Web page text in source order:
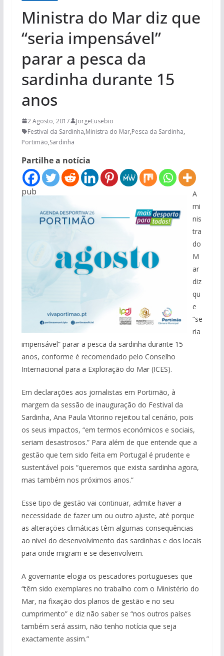
Ministra do Mar diz que
“seria impensável”
parar a pesca da
sardinha durante 15
anos
2 Agosto, 2017
JorgeEusebio
Festival da Sardinha,Ministra do Mar,Pesca da Sardinha,
Portimão,Sardinha
Partilhe a notícia
pub
A
mi
nis
tra
do
M
ar
diz
qu
e
“se
ria
impensável” parar a pesca da sardinha durante 15
anos, conforme é recomendado pelo Conselho
Internacional para a Exploração do Mar (ICES).
Em declarações aos jornalistas em Portimão, à
margem da sessão de inauguração do Festival da
Sardinha, Ana Paula Vitorino rejeitou tal cenário, pois
os seus impactos, “em termos económicos e sociais,
seriam desastrosos.” Para além de que entende que a
gestão que tem sido feita em Portugal é prudente e
sustentável pois “queremos que exista sardinha agora,
mas também nos próximos anos.”
Esse tipo de gestão vai continuar, admite haver a
necessidade de fazer um ou outro ajuste, até porque
as alterações climáticas têm algumas consequências
ao nível do desenvolvimento das sardinhas e dos locais
para onde migram e se desenvolvem.
A governante elogia os pescadores portugueses que
“têm sido exemplares no trabalho com o Ministério do
Mar, na fixação dos planos de gestão e no seu
cumprimento” e diz não saber se “nos outros países
também será assim, não tenho notícia que seja
exactamente assim.”